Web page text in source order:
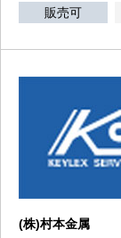
販売可
(株)村本金属